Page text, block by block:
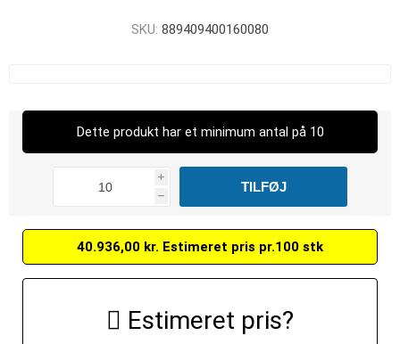
SKU: 889409400160080
Dette produkt har et minimum antal på 10
i
h
40.936,00 kr. Estimeret pris pr.100 stk
Estimeret pris?